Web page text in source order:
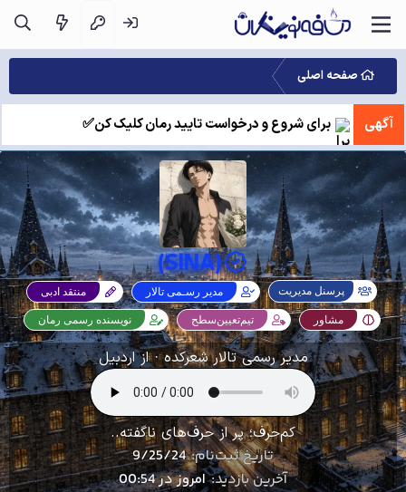
صفحه اصلی
آگهی برای شروع و درخواست تایید رمان کلیک کن✅
(SINA)
پرسنل مدیریت مدیر رسـمی تالار منتقد ادبی
مشاور تیم‌تعیین‌سطح نویسنده رسمی رمان
مدیر رسمی تالار شعرکده ·ازاردبیل
کم‌حرف؛ پر از حرف‌های ناگفته..
تاریخ ثبت‌نام 9/25/24
آخرین بازدید امروز در 00:54